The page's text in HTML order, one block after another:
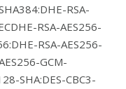
RSA-
RSA-AES256-
RSA-AES256-
GCM-
SHA:DES-CBC3-